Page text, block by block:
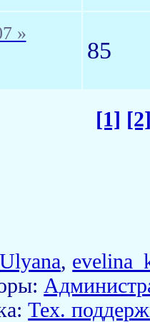
»
85
[1]
Ulyana,
Тех.